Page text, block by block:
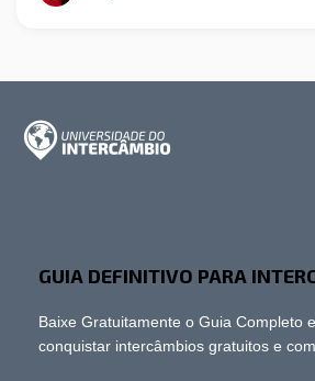
GUIA DEFINITIVO PARA
Baixe Gratuitamente o Guia Completo
conquistar intercâmbios gratuitos e com